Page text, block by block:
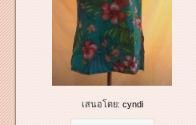
เสนอโดย: cyndi